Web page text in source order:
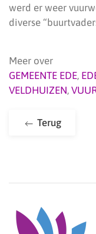
werd er weer
diverse
Meer over
GEMEENTE EDE,
VELDHUIZEN,
Terug